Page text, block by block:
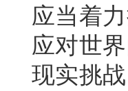
应当着
应对世
现实挑